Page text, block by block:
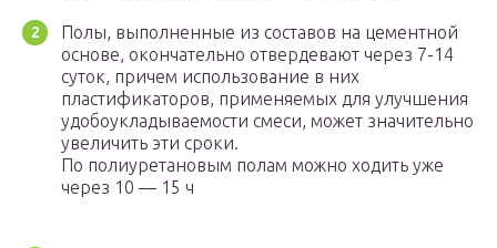
Полы, выполненные из составов на цементной
основе, окончательно отвердевают через 7-14
суток, причем использование в них
пластификаторов, применяемых для улучшения
удобоукладываемости смеси, может значительно
увеличить эти сроки.
По полиуретановым полам можно ходить уже
через 10 — 15 ч